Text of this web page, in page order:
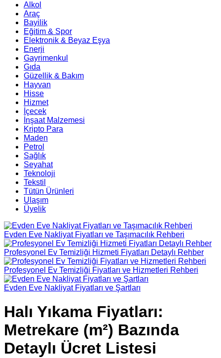
Alkol
Araç
Bayilik
Eğitim & Spor
Elektronik & Beyaz Eşya
Enerji
Gayrimenkul
Gıda
Güzellik & Bakım
Hayvan
Hisse
Hizmet
İçecek
İnşaat Malzemesi
Kripto Para
Maden
Petrol
Sağlık
Seyahat
Teknoloji
Tekstil
Tütün Ürünleri
Ulaşım
Üyelik
Evden Eve Nakliyat Fiyatları ve Taşımacılık Rehberi
Profesyonel Ev Temizliği Hizmeti Fiyatları Detaylı Rehber
Profesyonel Ev Temizliği Fiyatları ve Hizmetleri Rehberi
Evden Eve Nakliyat Fiyatları ve Şartları
Halı Yıkama Fiyatları:
Metrekare (m²) Bazında
Detaylı Ücret Listesi